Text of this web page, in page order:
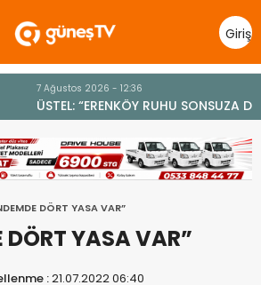
Giriş
Yap
RUHU SONSUZA DEK YAŞAYACAK”
DÖRT YASA VAR”
DÖRT YASA VAR”
:21.07.2022 06:40